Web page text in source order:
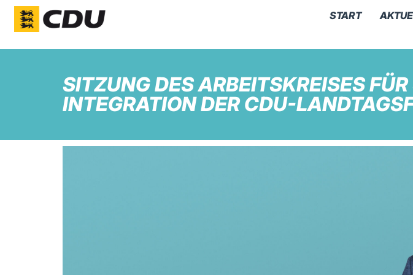
START
SITZUNG DES ARBEITSKREISES
INTEGRATION DER CDU-